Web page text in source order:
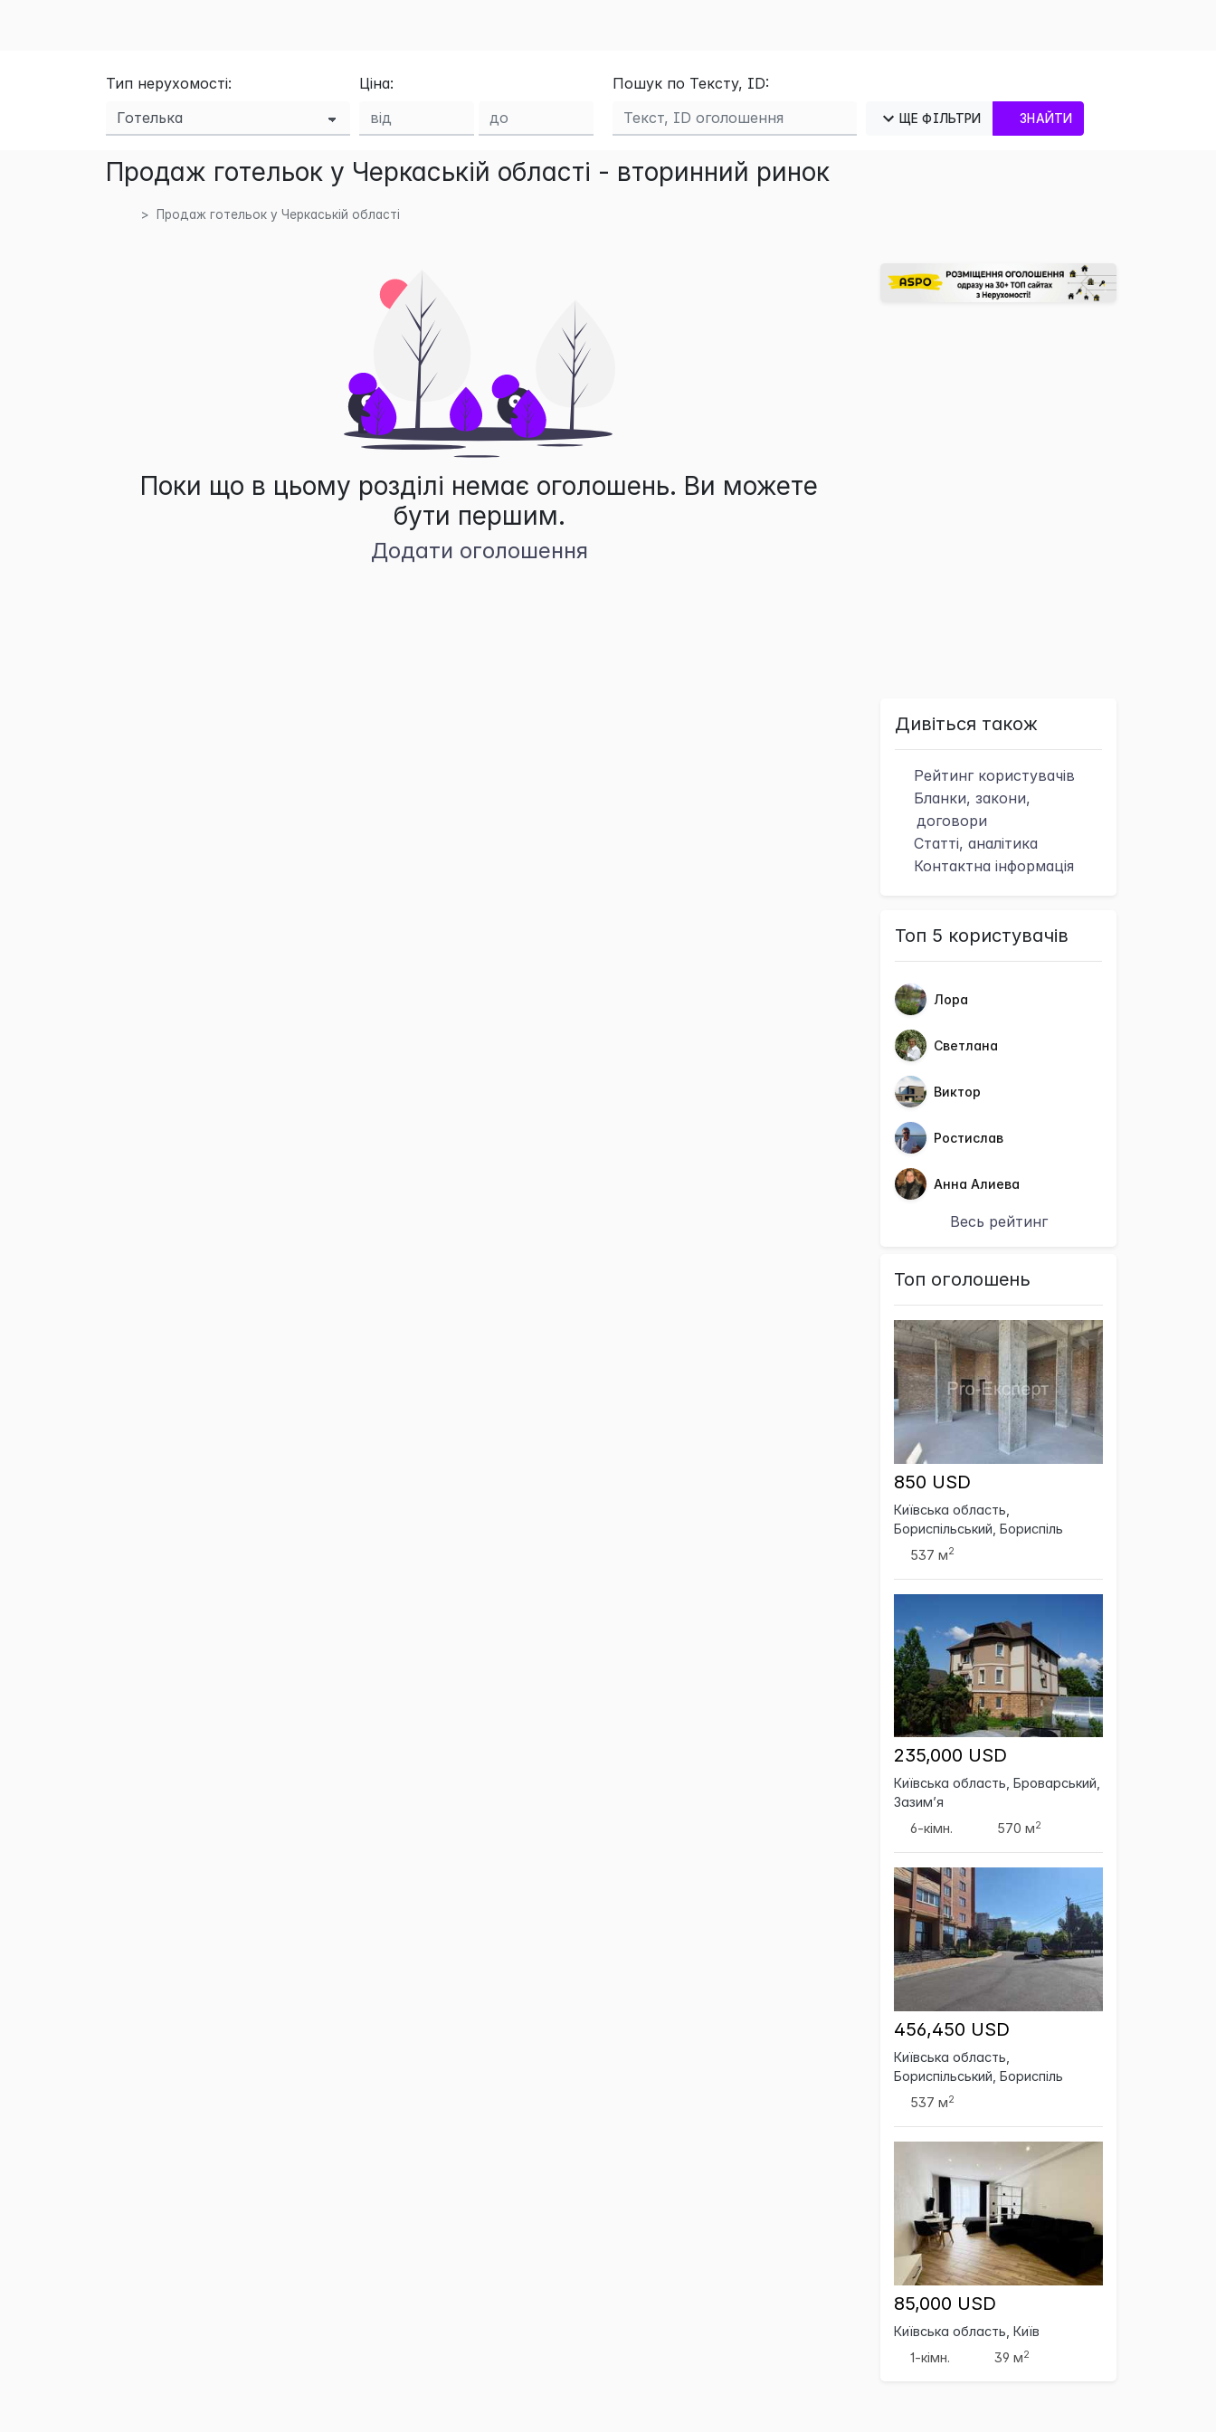
Тип нерухомості: Ціна: Пошук по Тексту, ID:
ЩЕ ФІЛЬТРИ ЗНАЙТИ
Продаж готельок у Черкаській області - вторинний ринок
Продаж готельок у Черкаській області
Поки що в цьому розділі немає оголошень. Ви можете
бути першим.
Додати оголошення
Дивіться також
Рейтинг користувачів
Бланки, закони,
договори
Статті, аналітика
Контактна інформація
Топ 5 користувачів
Лора
Светлана
Виктор
Ростислав
Анна Алиева
Весь рейтинг
Топ оголошень
850 USD
Київська область,
Бориспільський, Бориспіль
537 м2
235,000 USD
Київська область, Броварський,
Зазим’я
6-кімн.
570 м2
456,450 USD
Київська область,
Бориспільський, Бориспіль
537 м2
85,000 USD
Київська область, Київ
1-кімн.
39 м2